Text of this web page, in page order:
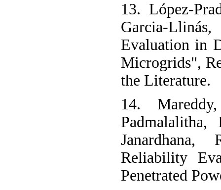
13. López-
Garcia-
Evaluation in
Microgrids",
the Literature.
14.
Janardhana,
Reliability
Penetrated